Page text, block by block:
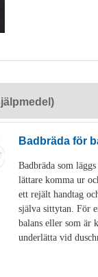
Badbräda för
Badbräda som
lättare komma ur
ett rejält handtag
själva sittytan. För
balans eller som är
underlätta vid